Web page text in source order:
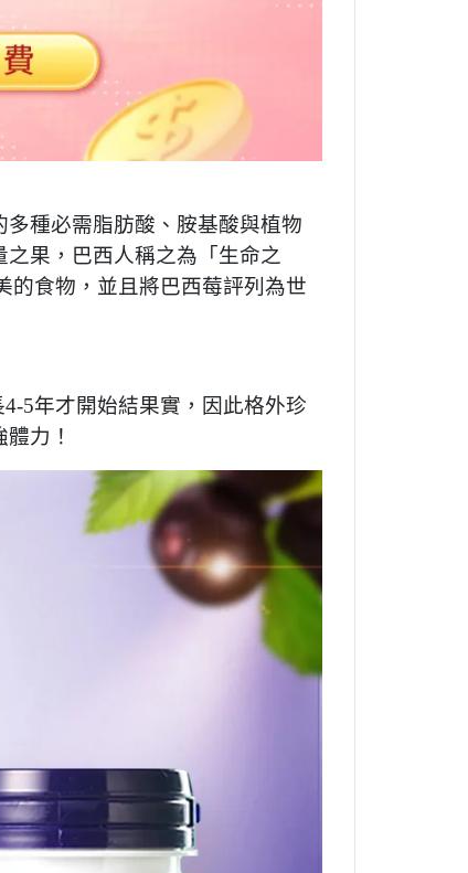
種必需脂肪酸、胺基酸與植物
果，巴西人稱之為「生命之
的食物，並且將巴西莓評列為世
5年才開始結果實，因此格外珍
力！